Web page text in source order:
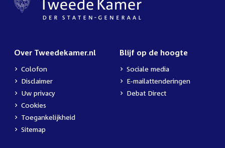
Over Tweedekamer.nl
Colofon
Disclaimer
Uw privacy
Cookies
Toegankelijkheid
Sitemap
Blijf op de hoogte
Sociale media
E-mailattenderingen
Debat Direct